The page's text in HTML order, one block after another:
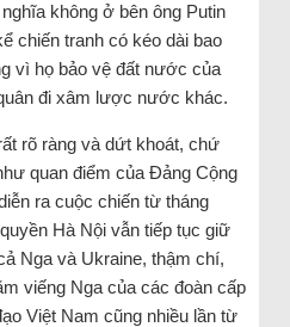
không ở bên ông Putin
chiến tranh có kéo dài bao
vì họ bảo vệ đất nước của
đi xâm lược nước khác.
rõ ràng và dứt khoát, chứ
quan điểm của Đảng Cộng
ra cuộc chiến từ tháng
Hà Nội vẫn tiếp tục giữ
Nga và Ukraine, thậm chí,
viếng Nga của các đoàn cấp
Việt Nam cũng nhiều lần từ